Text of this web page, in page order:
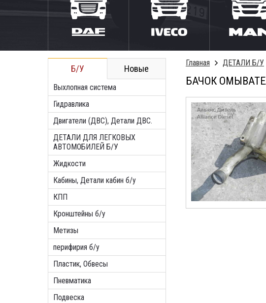
Б/У Новые
Выхлопная система
Гидравлика
Двигатели (ДВС), Детали ДВС.
ДЕТАЛИ ДЛЯ ЛЕГКОВЫХ
АВТОМОБИЛЕЙ Б/У
Жидкости
Кабины, Детали кабин б/у
КПП
Кронштейны б/у
Метизы
перифирия б/у
Пластик, Обвесы
Пневматика
Подвеска
Главная ДЕТАЛИ Б/У
БАЧОК